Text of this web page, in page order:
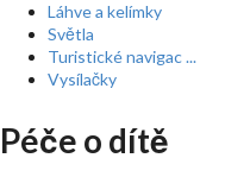
Láhve a kelímky
Světla
Turistické navigac ...
Vysílačky
Péče o dítě